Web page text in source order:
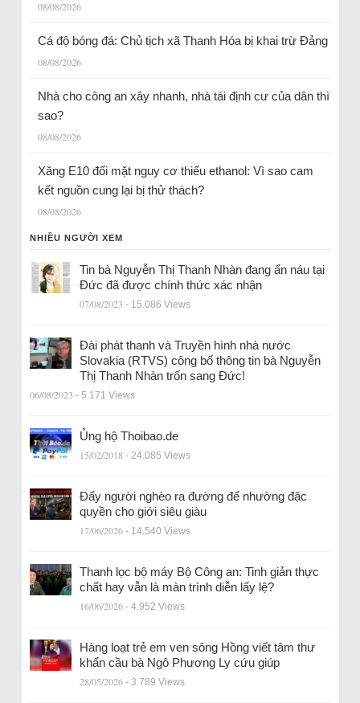
08/08/2026
Cá độ bóng đá: Chủ tịch xã Thanh Hóa bị khai trừ Đảng
08/08/2026
Nhà cho công an xây nhanh, nhà tái định cư của dân thì
sao?
08/08/2026
Xăng E10 đối mặt nguy cơ thiếu ethanol: Vì sao cam
kết nguồn cung lại bị thử thách?
08/08/2026
NHIỀU NGƯỜI XEM
Tin bà Nguyễn Thị Thanh Nhàn đang ẩn náu tại
Đức đã được chính thức xác nhận
07/08/2023 - 15.086 Views
Đài phát thanh và Truyền hình nhà nước
Slovakia (RTVS) công bố thông tin bà Nguyễn
Thị Thanh Nhàn trốn sang Đức!
06/08/2023 - 5.171 Views
Ủng hộ Thoibao.de
15/02/2018 - 24.085 Views
Đẩy người nghèo ra đường để nhường đặc
quyền cho giới siêu giàu
17/06/2026 - 14.540 Views
Thanh lọc bộ máy Bộ Công an: Tinh giản thực
chất hay vẫn là màn trình diễn lấy lệ?
16/06/2026 - 4.952 Views
Hàng loạt trẻ em ven sông Hồng viết tâm thư
khẩn cầu bà Ngô Phương Ly cứu giúp
28/05/2026 - 3.789 Views